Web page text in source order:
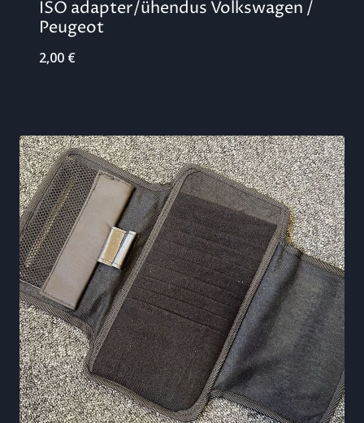
ISO adapter/ühendus Volkswagen /
Peugeot
2,00 €